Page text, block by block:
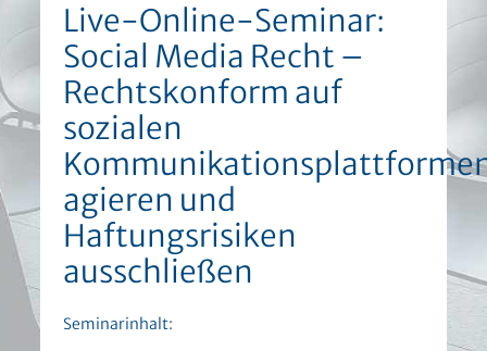
Live-Online-Seminar:
Social Media Recht –
Rechtskonform auf
sozialen
agieren und
Haftungsrisiken
ausschließen
Seminarinhalt: